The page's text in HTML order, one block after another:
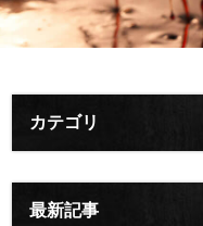
カテゴリ
最新記事